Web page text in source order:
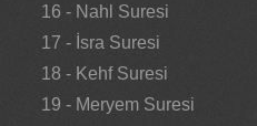
16 - Nahl Suresi
17 - İsra Suresi
18 - Kehf Suresi
19 - Meryem Suresi